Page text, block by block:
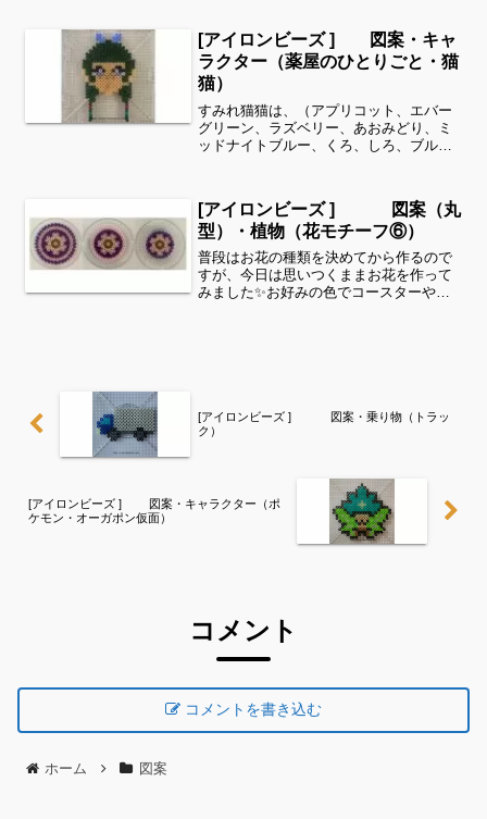
ましたら、他の図案もぜひ覗いてみてく
ださい^ ^キャラクター...
[アイロンビーズ ] 図案・キャ
ラクター（薬屋のひとりごと・猫
猫）
すみれ猫猫は、（アプリコット、エバー
グリーン、ラズベリー、あおみどり、ミ
ッドナイトブルー、くろ、しろ、ブルー
カテゴリー欄より、花・虫などシリーズ
別に図案を見ることがで...
[アイロンビーズ ] 図案（丸
型）・植物（花モチーフ⑥）
普段はお花の種類を決めてから作るので
すが、今日は思いつくままお花を作って
みました✨お好みの色でコースターや飾
[アイロンビーズ ] 図案・乗り物（トラッ
ク）
[アイロンビーズ ] 図案・キャラクター（ポ
ケモン・オーガポン仮面）
コメント
コメントを書き込む
ホーム 図案